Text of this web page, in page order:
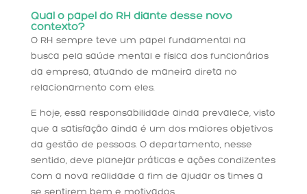
Qual o papel do RH diante desse novo
contexto?
O RH sempre teve um papel fundamental na
busca pela saúde mental e física dos funcionários
da empresa, atuando de maneira direta no
relacionamento com eles.
E hoje, essa responsabilidade ainda prevalece, visto
que a satisfação ainda é um dos maiores objetivos
da gestão de pessoas. O departamento, nesse
sentido, deve planejar práticas e ações condizentes
com a nova realidade a fim de ajudar os times a